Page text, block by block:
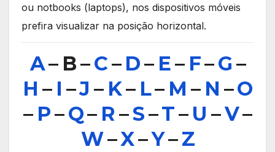
ou notbooks (laptops), nos dispositivos móveis
prefira visualizar na posição horizontal.
A–B –C– D– E– F–G–
H – I –J – K– L– M – N –O
– P–Q– R–S–T– U –V–
W–X–Y–Z